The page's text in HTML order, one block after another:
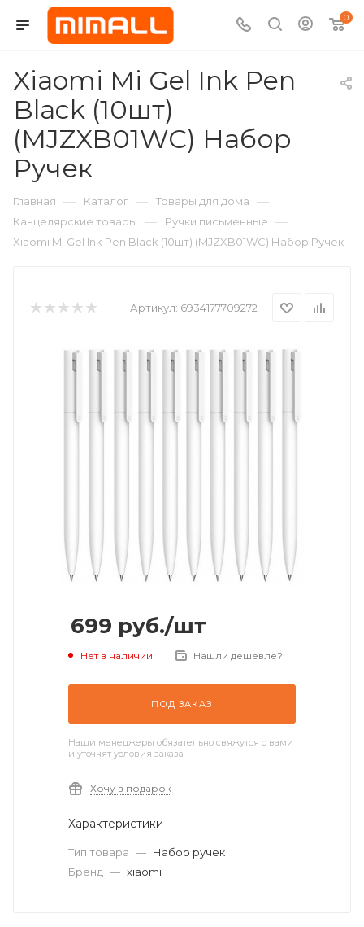
0
Xiaomi Mi Gel Ink Pen
Black (10шт)
(MJZXB01WC) Набор
Ручек
Главная — Каталог — Товары для дома —
Канцелярские товары — Ручки письменные —
Xiaomi Mi Gel Ink Pen Black (10шт) (MJZXB01WC) Набор Ручек
Артикул: 6934177709272
699 руб./шт
Нет в наличии Нашли дешевле?
ПОД ЗАКАЗ
Наши менеджеры обязательно свяжутся с вами
и уточнят условия заказа
Хочу в подарок
Характеристики
Тип товара — Набор ручек
Бренд — xiaomi